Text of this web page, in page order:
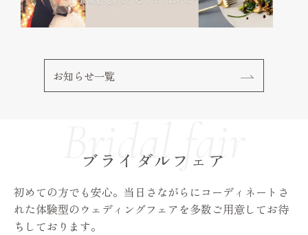
お知らせ一覧
ブライダルフェア
初めての方でも安心。当日さながらにコーディネートさ
れた体験型のウェディングフェアを多数ご用意してお待
ちしております。